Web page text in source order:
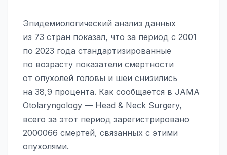
Эпидемиологический анализ данных
из 73 стран показал, что за период с 2001
по 2023 года стандартизированные
по возрасту показатели смертности
от опухолей головы и шеи снизились
на 38,9 процента. Как сообщается в JAMA
Otolaryngology — Head & Neck Surgery,
всего за этот период зарегистрировано
2000066 смертей, связанных с этими
опухолями.